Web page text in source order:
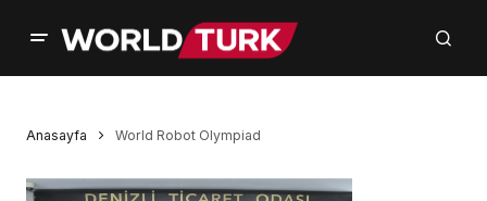
Anasayfa World Robot Olympiad